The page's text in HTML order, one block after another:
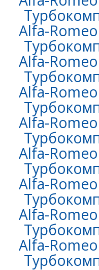
Alfa-
Alfa-
Alfa-
Alfa-
Alfa-
Alfa-
Alfa-
Alfa-